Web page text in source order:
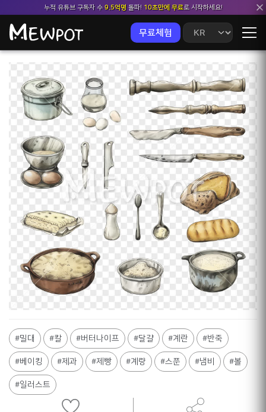
누적 유튜브 구독자 수9.5억명돌파! 10초만에 무료로 시작하세요!
무료체험
밀대 칼 버터나이프 달걀 계란 반죽
베이킹 제과 제빵 계량 스푼 냄비 볼
일러스트